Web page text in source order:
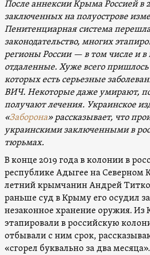
После аннексии Крыма Россией в
заключенных на полуострове
Пенитенциарная система
законодательство, многих
регионы России — в том числе и в
отдаленные. Хуже всего
которых есть серьезные
ВИЧ. Некоторые даже умирают,
получают лечения. Украинское
«Заборона» рассказывает, что
украинскими заключенными в
тюрьмах.
В конце 2019 года в колонии в
республике Адыгее на Северном
летний крымчанин Андрей
раньше суд в Крыму его осудил
незаконное хранение оружия.
этапировали в российскую
отбывали с ним срок,
«сгорел буквально за два месяца».